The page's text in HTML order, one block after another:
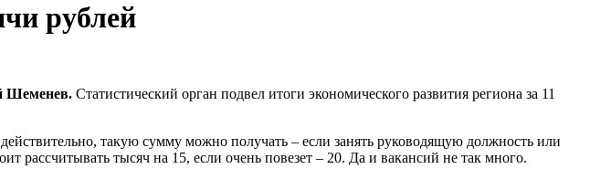
рублей
Шеменев. Статистический орган подвел итоги экономического развития региона за 11
такую сумму можно получать – если занять руководящую должность или
тысяч на 15, если очень повезет – 20. Да и вакансий не так много.